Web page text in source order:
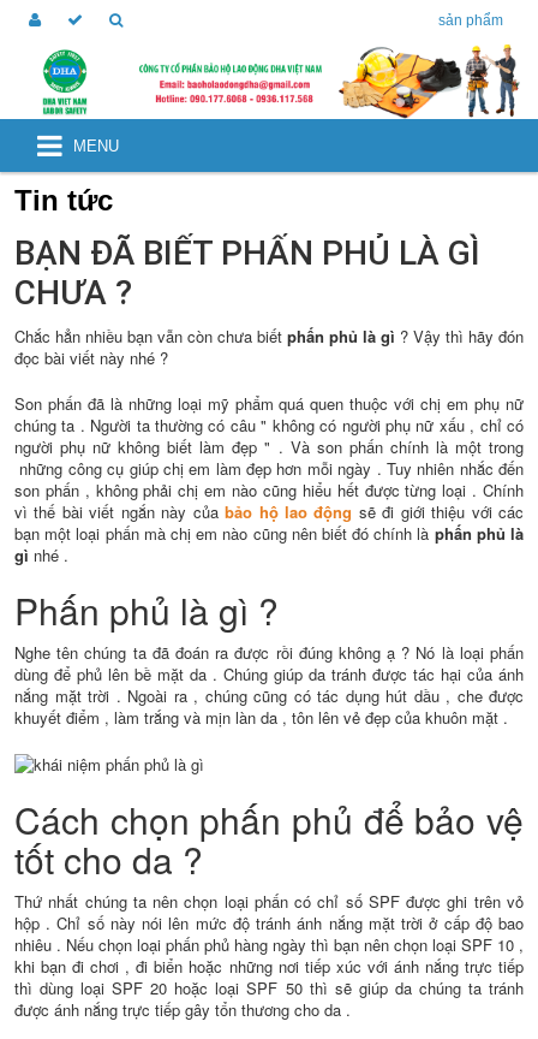
sản phẩm
MENU
Tin tức
BẠN ĐÃ BIẾT PHẤN PHỦ LÀ GÌ
CHƯA ?
Chắc hẳn nhiều bạn vẫn còn chưa biết phấn phủ là gì ? Vậy thì hãy đón
đọc bài viết này nhé ?
Son phấn đã là những loại mỹ phẩm quá quen thuộc với chị em phụ nữ
chúng ta . Người ta thường có câu " không có người phụ nữ xấu , chỉ có
người phụ nữ không biết làm đẹp " . Và son phấn chính là một trong
những công cụ giúp chị em làm đẹp hơn mỗi ngày . Tuy nhiên nhắc đến
son phấn , không phải chị em nào cũng hiểu hết được từng loại . Chính
vì thế bài viết ngắn này củabảo hộ lao động sẽ đi giới thiệu với các
bạn một loại phấn mà chị em nào cũng nên biết đó chính là phấn phủ là
gì nhé .
Phấn phủ là gì ?
Nghe tên chúng ta đã đoán ra được rồi đúng không ạ ? Nó là loại phấn
dùng để phủ lên bề mặt da . Chúng giúp da tránh được tác hại của ánh
nắng mặt trời . Ngoài ra , chúng cũng có tác dụng hút dầu , che được
khuyết điểm , làm trắng và mịn làn da , tôn lên vẻ đẹp của khuôn mặt .
Cách chọn phấn phủ để bảo vệ
tốt cho da ?
Thứ nhất chúng ta nên chọn loại phấn có chỉ số SPF được ghi trên vỏ
hộp . Chỉ số này nói lên mức độ tránh ánh nắng mặt trời ở cấp độ bao
nhiêu . Nếu chọn loại phấn phủ hàng ngày thì bạn nên chọn loại SPF 10 ,
khi bạn đi chơi , đi biển hoặc những nơi tiếp xúc với ánh nắng trực tiếp
thì dùng loại SPF 20 hoặc loại SPF 50 thì sẽ giúp da chúng ta tránh
được ánh nắng trực tiếp gây tổn thương cho da .